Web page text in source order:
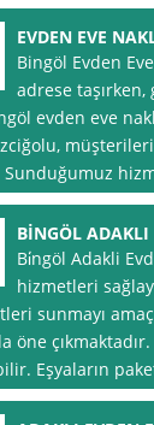
EVDEN EVE
Bingöl Evden
adrese
evden eve
BİNGÖL ADAKLI
Bi̇ngöl Adakli
hizmetleri
sunmayı
öne
Eşyaların